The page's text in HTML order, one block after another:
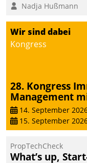
methodisch
Vernetzungsideen
Quartier. Dazwischen
zeigte Datatrain,
Nadja Hußmann
Wir sind dabei
Kongress
28. Kongress
Management
14. September
15. September
PropTechCheck
What’s up,